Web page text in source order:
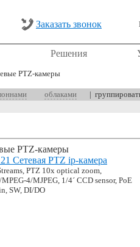
Заказать звонок
Решения
PTZ-камеры
облаками
|
PTZ-камеры
Сетевая PTZ ip-камера
PTZ 10x optical zoom,
4/MJPEG, 1/4´ CCD sensor, PoE
SW, DI/DO